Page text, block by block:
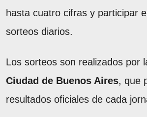
hasta cuatro cifras y participar
sorteos diarios.
Los sorteos son realizados por
Ciudad de Buenos Aires, que
resultados oficiales de cada